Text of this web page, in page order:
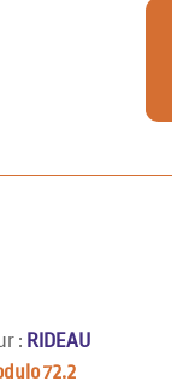
: RIDEAU
72.2